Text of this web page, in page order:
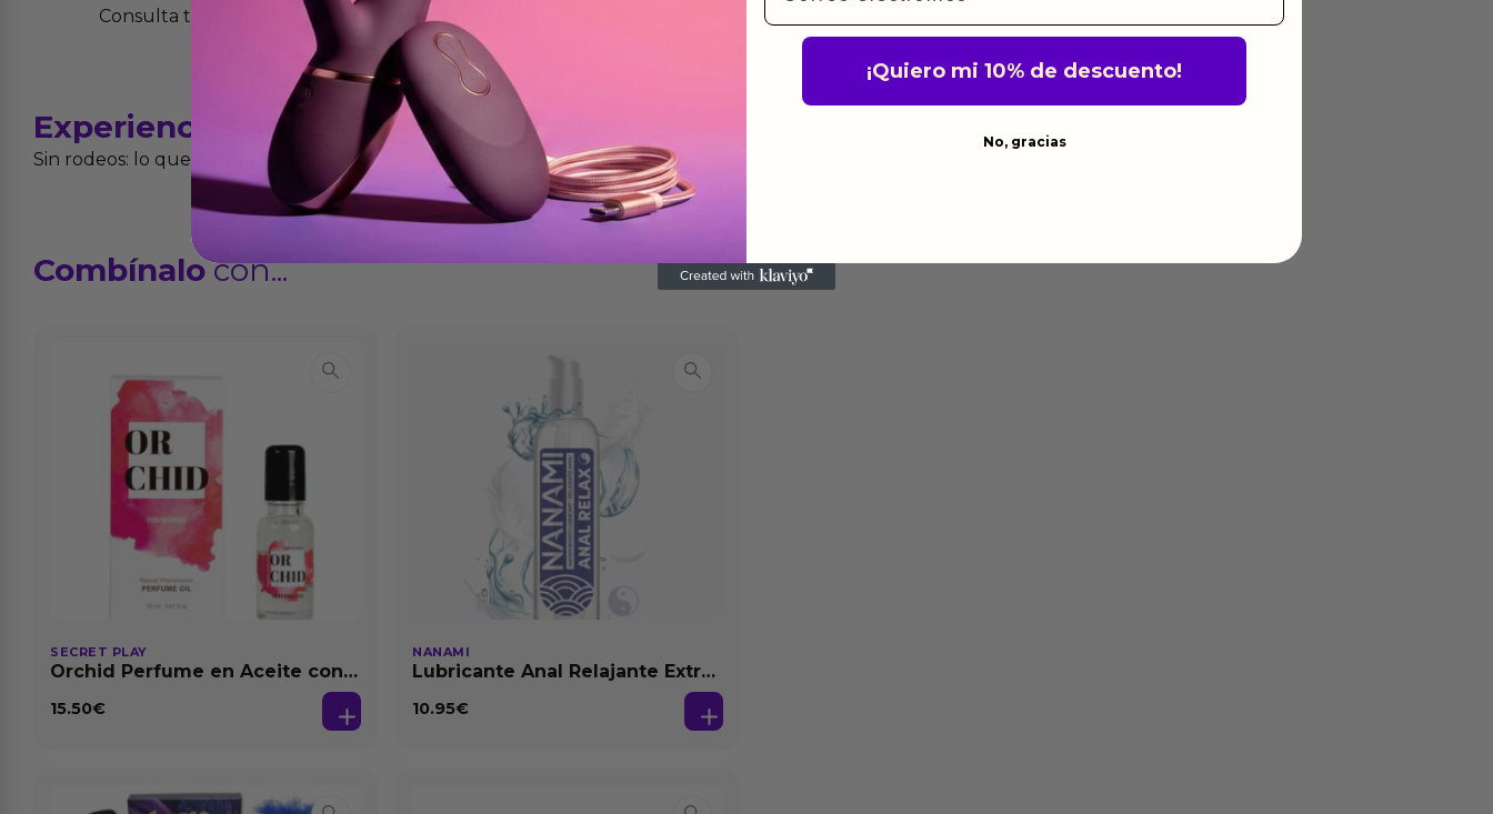
Consulta todos los detalles en nuestra política de devoluciones.
Experiencias reales
Sin rodeos: lo que cuentan quienes ya lo han probado
Combínalocon...
SECRET PLAY
Orchid Perfume en Aceite con
15.50€
NANAMI
Lubricante Anal Relajante Extra
10.95€
¡Quiero mi 10% de descuento!
No, gracias